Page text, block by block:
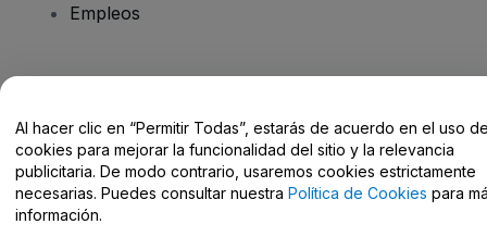
Empleos
Centro de Ayuda / Contacto
Al hacer clic en “Permitir Todas”, estarás de acuerdo en el uso
cookies para mejorar la funcionalidad del sitio y la relevancia
publicitaria. De modo contrario, usaremos cookies estrictamente
necesarias. Puedes consultar nuestra Política de Cookies para
información.